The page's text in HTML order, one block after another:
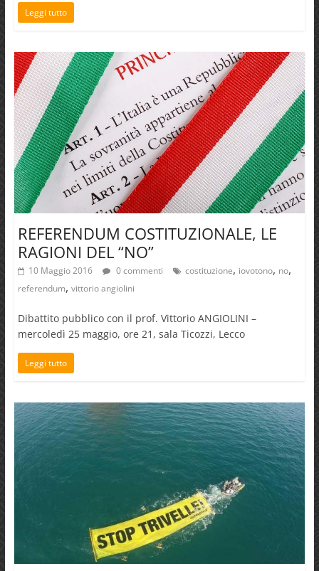
Leggi tutto
REFERENDUM COSTITUZIONALE, LE
RAGIONI DEL “NO”
10 Maggio 2016 0 commenti costituzione, iovotono, no,
referendum, vittorio angiolini
Dibattito pubblico con il prof. Vittorio ANGIOLINI –
mercoledì 25 maggio, ore 21, sala Ticozzi, Lecco
Leggi tutto